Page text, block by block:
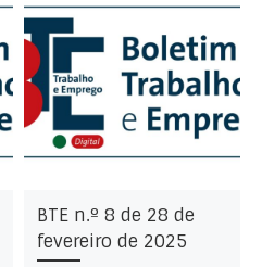
BTE n.º 8 de 28 de
fevereiro de 2025